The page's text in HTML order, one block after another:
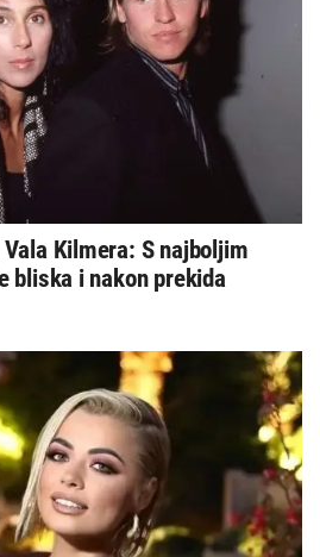
Kilmera: S najboljim
bliska i nakon prekida